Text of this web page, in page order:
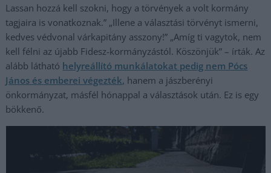
Lassan hozzá kell szokni, hogy a törvények a volt kormány
tagjaira is vonatkoznak.” „Illene a választási törvényt ismerni,
kedves védvonal várkapitány asszony!” „Amíg ti vagytok, nem
kell félni az újabb Fidesz-kormányzástól. Köszönjük” – írták. Az
alább látható helyreállító munkálatokat pedig nem Pócs
János és emberei végezték, hanem a jászberényi
önkormányzat, másfél hónappal a választások után. Ez is egy
bökkenő.